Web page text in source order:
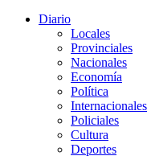
Diario
Locales
Provinciales
Nacionales
Economía
Política
Internacionales
Policiales
Cultura
Deportes